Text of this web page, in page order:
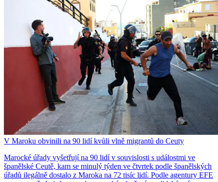
V Maroku obvinili na 90 lidí kvůli vlně migrantů do Ceuty
Marocké úřady vyšetřují na 90 lidí v souvislosti s událostmi ve
španělské Ceutě, kam se minulý týden ve čtvrtek podle španělských
úřadů ilegálně dostalo z Maroka na 72 tisíc lidí. Podle agentury EFE